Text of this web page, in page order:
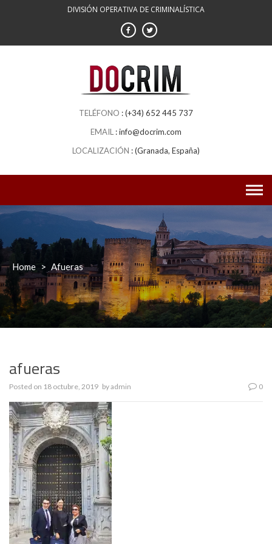
DIVISIÓN OPERATIVA DE CRIMINALÍSTICA
(+34) 652 445 737
info@docrim.com
(Granada, España)
Home > Afueras
afueras
Posted on 18 octubre, 2019 byadmin 0